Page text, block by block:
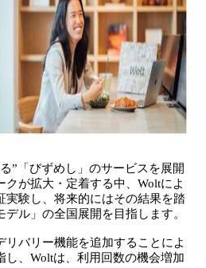
”「びずめし」のサービスを展開
が拡大・定着する中、Woltによ
実験し、将来的にはその結果を踏
ル」の全国展開を目指します。
リバリー機能を追加することによ
し、Woltは、利用回数の機会増加